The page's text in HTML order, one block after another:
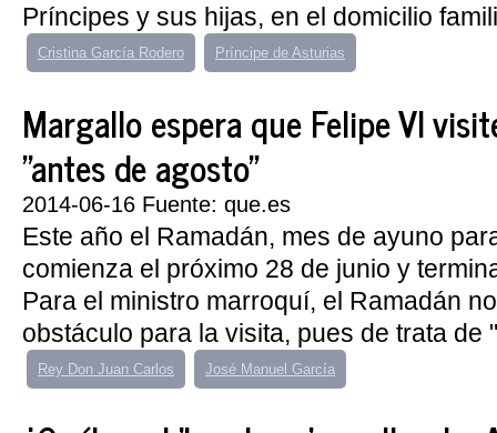
Príncipes y sus hijas, en el domicilio
Cristina García Rodero Príncipe de Asturias
Margallo espera que Felipe VI
"antes de agosto"
2014-06-16 Fuente: que.es
Este año el Ramadán, mes de ayuno
comienza el próximo 28 de junio y
Para el ministro marroquí, el Ramadán
obstáculo para la visita, pues de trata de
Rey Don Juan Carlos José Manuel García